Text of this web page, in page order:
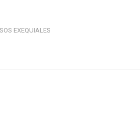
EXEQUIALES